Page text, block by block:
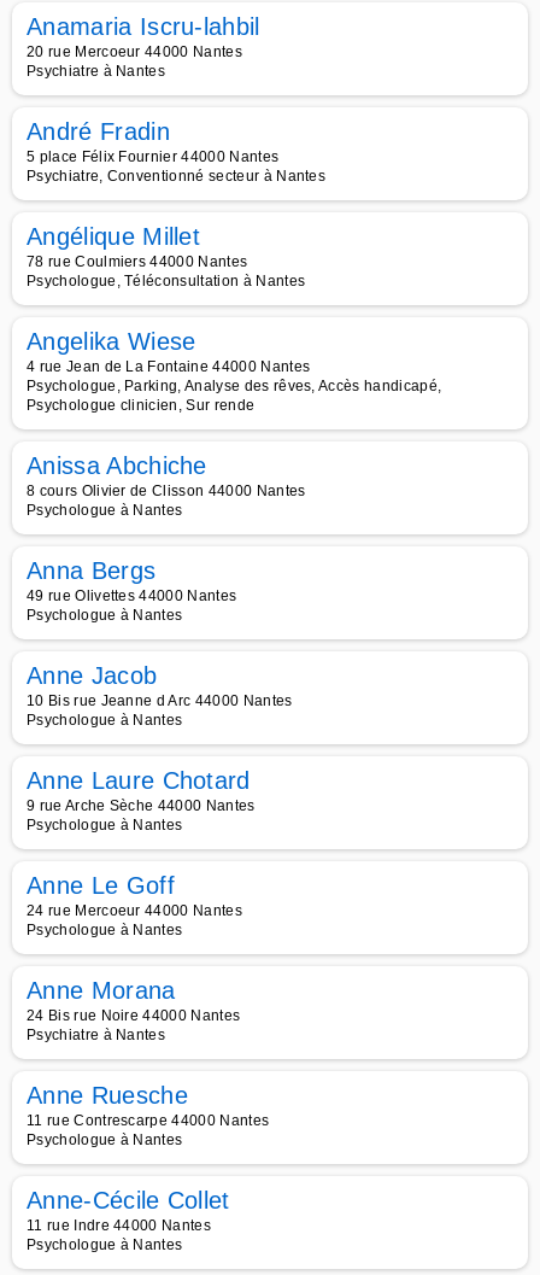
Anamaria Iscru-lahbil
20 rue Mercoeur 44000 Nantes
Psychiatre à Nantes
André Fradin
5 place Félix Fournier 44000 Nantes
Psychiatre, Conventionné secteur à Nantes
Angélique Millet
78 rue Coulmiers 44000 Nantes
Psychologue, Téléconsultation à Nantes
Angelika Wiese
4 rue Jean de La Fontaine 44000 Nantes
Psychologue, Parking, Analyse des rêves, Accès handicapé,
Psychologue clinicien, Sur rende
Anissa Abchiche
8 cours Olivier de Clisson 44000 Nantes
Psychologue à Nantes
Anna Bergs
49 rue Olivettes 44000 Nantes
Psychologue à Nantes
Anne Jacob
10 Bis rue Jeanne d Arc 44000 Nantes
Psychologue à Nantes
Anne Laure Chotard
9 rue Arche Sèche 44000 Nantes
Psychologue à Nantes
Anne Le Goff
24 rue Mercoeur 44000 Nantes
Psychologue à Nantes
Anne Morana
24 Bis rue Noire 44000 Nantes
Psychiatre à Nantes
Anne Ruesche
11 rue Contrescarpe 44000 Nantes
Psychologue à Nantes
Anne-Cécile Collet
11 rue Indre 44000 Nantes
Psychologue à Nantes